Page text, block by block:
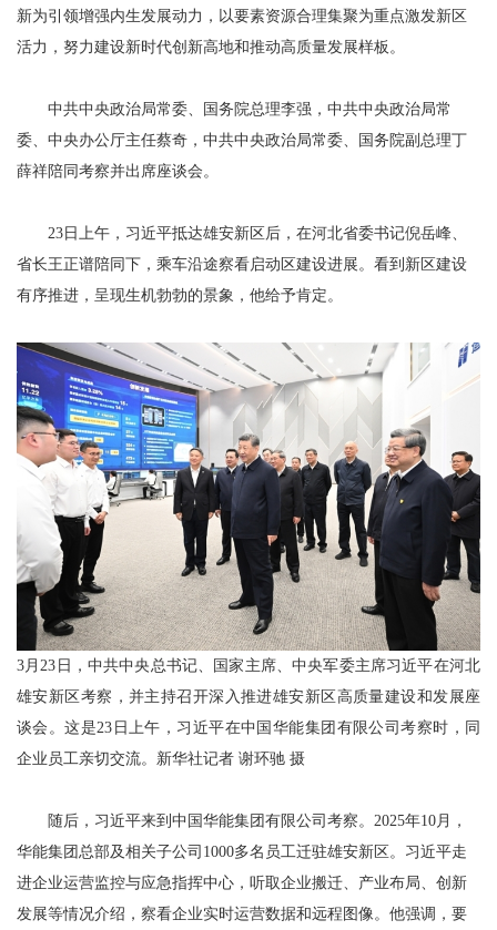
新为引领增强内生发展动力，以要素资源合理集聚为重点激发新区
活力，努力建设新时代创新高地和推动高质量发展样板。
中共中央政治局常委、国务院总理李强，中共中央政治局常
委、中央办公厅主任蔡奇，中共中央政治局常委、国务院副总理丁
薛祥陪同考察并出席座谈会。
23日上午，习近平抵达雄安新区后，在河北省委书记倪岳峰、
省长王正谱陪同下，乘车沿途察看启动区建设进展。看到新区建设
有序推进，呈现生机勃勃的景象，他给予肯定。
3月23日，中共中央总书记、国家主席、中央军委主席习近平在河北
雄安新区考察，并主持召开深入推进雄安新区高质量建设和发展座
谈会。这是23日上午，习近平在中国华能集团有限公司考察时，同
企业员工亲切交流。新华社记者 谢环驰 摄
随后，习近平来到中国华能集团有限公司考察。2025年10月，
华能集团总部及相关子公司1000多名员工迁驻雄安新区。习近平走
进企业运营监控与应急指挥中心，听取企业搬迁、产业布局、创新
发展等情况介绍，察看企业实时运营数据和远程图像。他强调，要